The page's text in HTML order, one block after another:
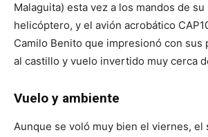
Malaguita) esta vez a los mandos de su
helicóptero, y el avión acrobático
Camilo Benito que impresionó con sus
al castillo y vuelo invertido muy cerca
Vuelo y ambiente
Aunque se voló muy bien el viernes, el